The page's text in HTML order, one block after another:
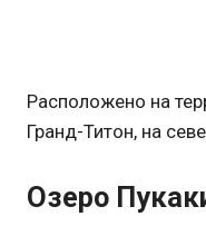
Расположено на
Гранд-Титон, на
Озеро